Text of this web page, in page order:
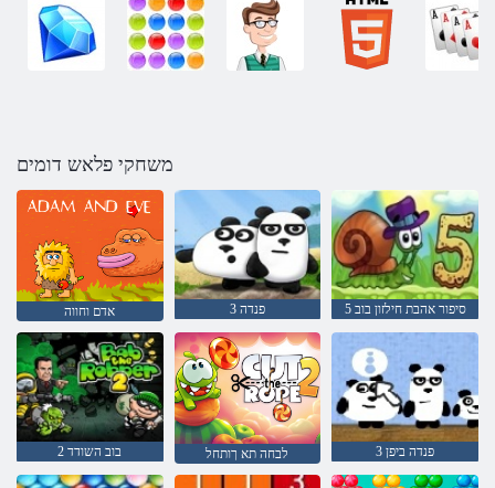
משחקי פלאש דומים
אדם וחווה 3 פנדה סיפור אהבת חילזון בוב 5
בוב השודד 2 לבחה תא ךותחל 3 פנדה ביפן